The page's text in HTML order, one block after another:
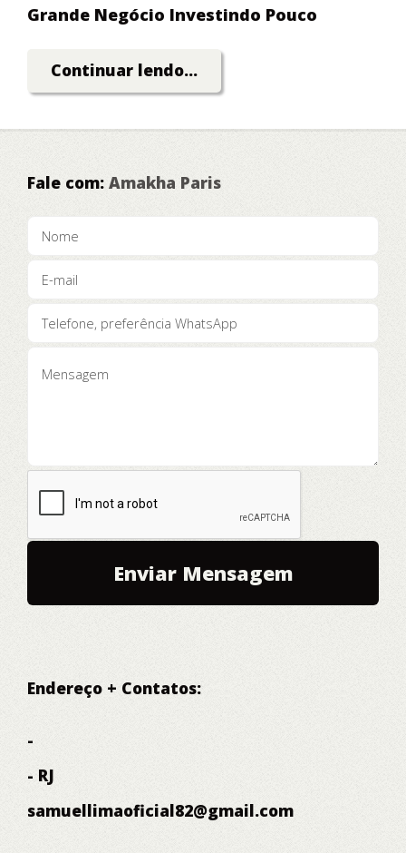
Grande Negócio Investindo Pouco
Continuar lendo...
Fale com: Amakha Paris
Endereço + Contatos:
-
- RJ
samuellimaoficial82@gmail.com